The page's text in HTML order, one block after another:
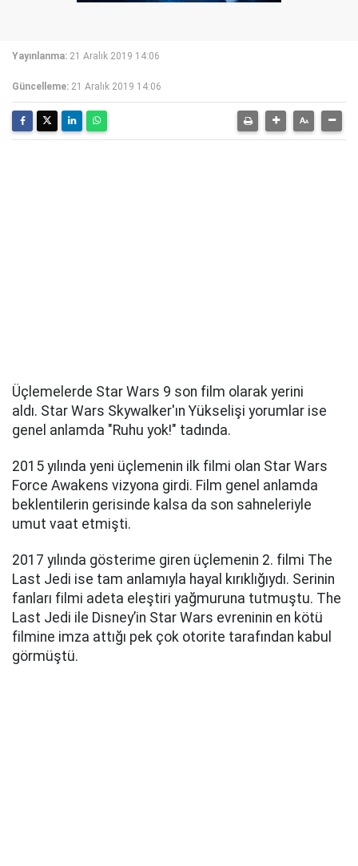
Yayınlanma: 21 Aralık 2019 14:06
Güncelleme: 21 Aralık 2019 14:06
Üçlemelerde Star Wars 9 son film olarak yerini
aldı. Star Wars Skywalker'ın Yükselişi yorumlar ise
genel anlamda "Ruhu yok!" tadında.
2015 yılında yeni üçlemenin ilk filmi olan Star Wars
Force Awakens vizyona girdi. Film genel anlamda
beklentilerin gerisinde kalsa da son sahneleriyle
umut vaat etmişti.
2017 yılında gösterime giren üçlemenin 2. filmi The
Last Jedi ise tam anlamıyla hayal kırıklığıydı. Serinin
fanları filmi adeta eleştiri yağmuruna tutmuştu. The
Last Jedi ile Disney’in Star Wars evreninin en kötü
filmine imza attığı pek çok otorite tarafından kabul
görmüştü.